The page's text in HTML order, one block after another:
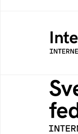
Samlad
säker
Grunden